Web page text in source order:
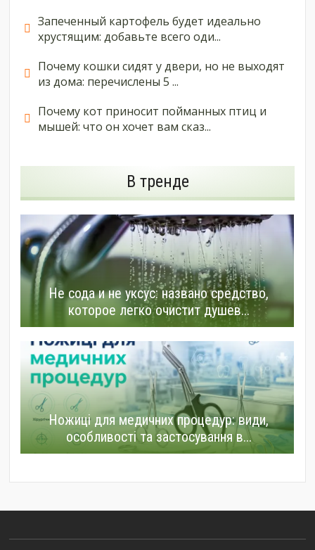
Запеченный картофель будет идеально
хрустящим: добавьте всего оди...
Почему кошки сидят у двери, но не выходят
из дома: перечислены 5 ...
Почему кот приносит пойманных птиц и
мышей: что он хочет вам сказ...
В тренде
Не сода и не уксус: названо средство,
которое легко очистит душев...
Ножиці для медичних процедур: види,
особливості та застосування в...